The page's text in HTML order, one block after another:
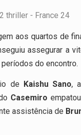
aos quartos de
assegurar a
do encontro.
de Kaishu Sano,
Casemiro
assistência de